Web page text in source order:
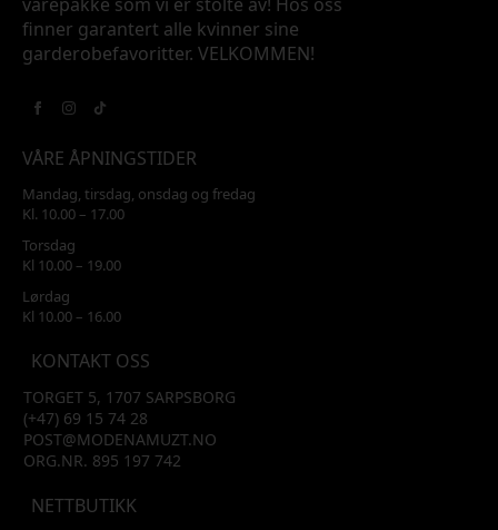
varepakke som vi er stolte av! Hos oss
finner garantert alle kvinner sine
garderobefavoritter. VELKOMMEN!
VÅRE ÅPNINGSTIDER
Mandag, tirsdag, onsdag og fredag
Kl. 10.00 – 17.00
Torsdag
Kl 10.00 – 19.00
Lørdag
Kl 10.00 – 16.00
KONTAKT OSS
TORGET 5, 1707 SARPSBORG
(+47) 69 15 74 28
POST@MODENAMUZT.NO
ORG.NR. 895 197 742
NETTBUTIKK